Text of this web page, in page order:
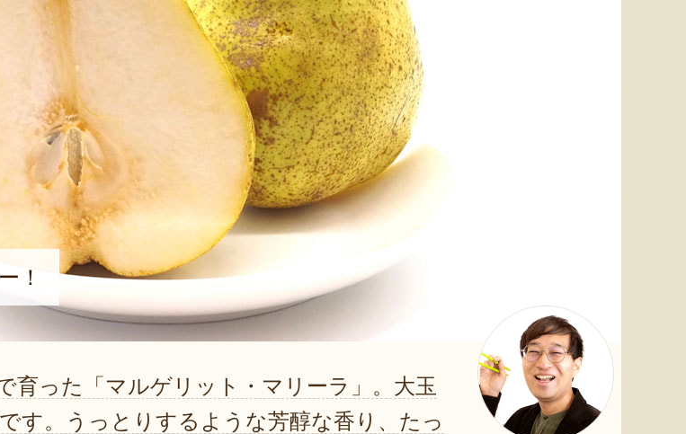
！
育った「マルゲリット・マリーラ」。大玉
す。うっとりするような芳醇な香り、たっ